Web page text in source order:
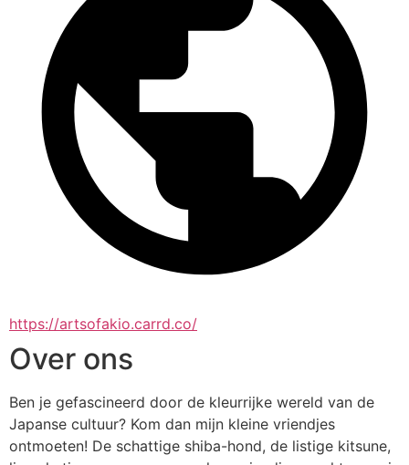
https://artsofakio.carrd.co/
Over ons
Ben je gefascineerd door de kleurrijke wereld van de
Japanse cultuur? Kom dan mijn kleine vriendjes
ontmoeten! De schattige shiba-hond, de listige kitsune,